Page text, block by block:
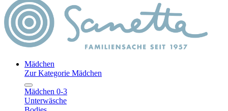
Mädchen
Zur Kategorie Mädchen
Mädchen 0-3
Unterwäsche